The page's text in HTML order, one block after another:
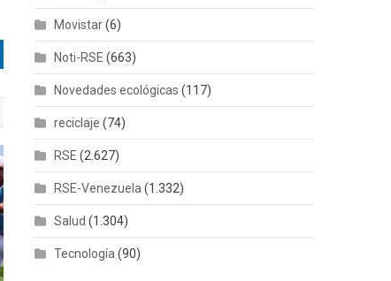
Movistar(6)
Noti-RSE (663)
Novedades ecológicas (117)
reciclaje (74)
RSE (2.627)
RSE-Venezuela (1.332)
Salud (1.304)
Tecnología (90)